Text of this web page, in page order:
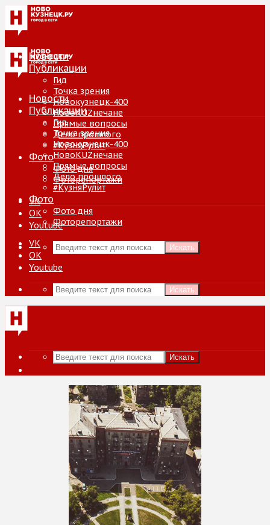
Новости
Публикации
Гид
Точка зрения
Новокузнецк-400
НовоKUZнечане
Прямые вопросы
Дело прошлого
#КузняРулит
Фото
Фото дня
Фоторепортажи
VK
ОК
Youtube
Искать
Новости
Публикации
Гид
Точка зрения
Новокузнецк-400
НовоKUZнечане
Прямые вопросы
Дело прошлого
#КузняРулит
Фото
Фото дня
Фоторепортажи
VK
ОК
Youtube
Искать
Искать